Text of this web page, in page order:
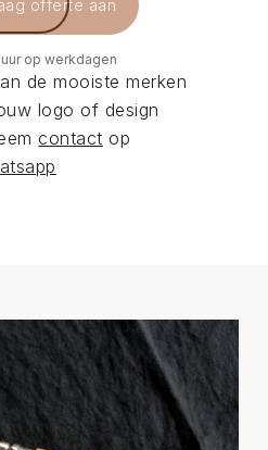
offerte aan
op werkdagen
de mooiste merken
logo of design
contact op